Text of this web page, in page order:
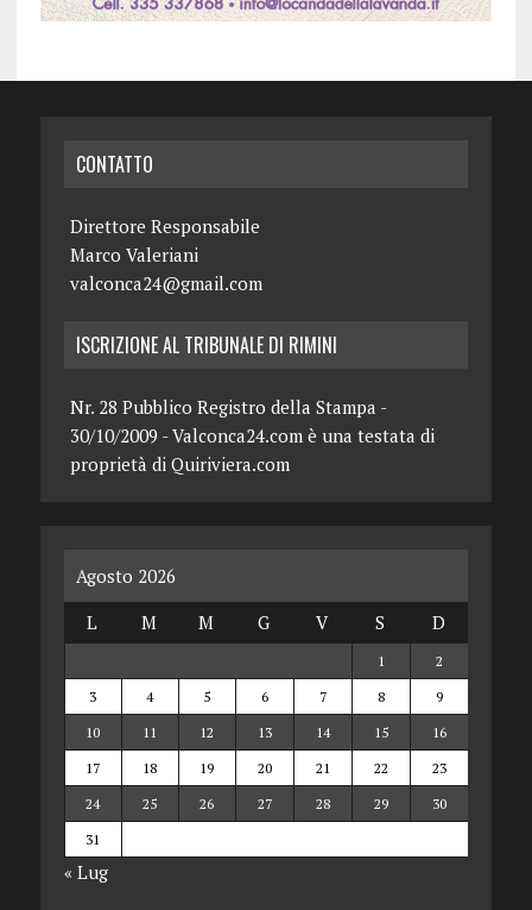
CONTATTO
Direttore Responsabile
Marco Valeriani
valconca24@gmail.com
ISCRIZIONE AL TRIBUNALE DI RIMINI
Nr. 28 Pubblico Registro della Stampa -
30/10/2009 - Valconca24.com è una testata di
proprietà di Quiriviera.com
Agosto 2026
L
M M G V S D
1
2
3
4 5 6 7 8
9
10
11 12 13 14 15
16
17
18 19 20 21 22
23
24
25 26 27 28 29
30
31
« Lug